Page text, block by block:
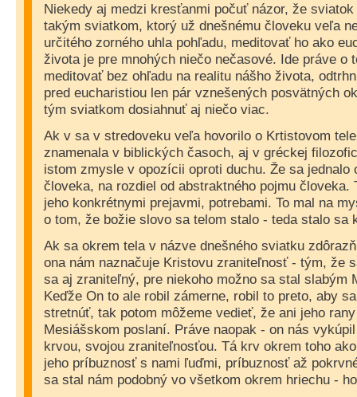
Niekedy aj medzi kresťanmi počuť názor, že
takým sviatkom, ktorý už dnešnému človeku veľa
určitého zorného uhla pohľadu, meditovať ho ako
života je pre mnohých niečo nečasové. Ide práve o
meditovať bez ohľadu na realitu nášho života,
pred eucharistiou len pár vznešených posvätných
tým sviatkom dosiahnuť aj niečo viac.
Ak v sa v stredoveku veľa hovorilo o Krtistovom
znamenala v biblických časoch, aj v gréckej
istom zmysle v opozícii oproti duchu. Že sa jednalo
človeka, na rozdiel od abstraktného pojmu človeka.
jeho konkrétnymi prejavmi, potrebami. To mal na
o tom, že božie slovo sa telom stalo - teda stalo sa
Ak sa okrem tela v názve dnešného sviatku
ona nám naznačuje Kristovu zraniteľnosť - tým, že
sa aj zraniteľný, pre niekoho možno sa stal slabým
Keďže On to ale robil zámerne, robil to preto, aby
stretnúť, tak potom môžeme vedieť, že ani jeho
Mesiášskom poslaní. Práve naopak - on nás
krvou, svojou zraniteľnosťou. Tá krv okrem toho
jeho príbuznosť s nami ľuďmi, príbuznosť až
sa stal nám podobný vo všetkom okrem hriechu -